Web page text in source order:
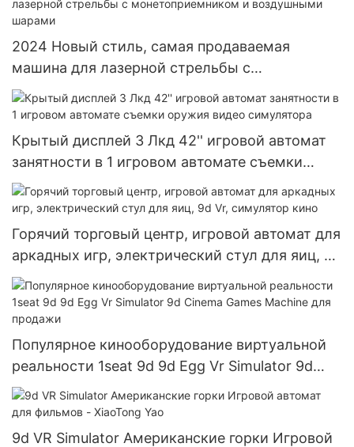
2024 Новый стиль, самая продаваемая
машина для лазерной стрельбы с
монетоприемником и воздушными шарами
Крытый дисплей 3 Лкд 42'' игровой автомат
занятности в 1 игровом автомате съемки
оружия видео симулятора
Горячий торговый центр, игровой автомат для
аркадных игр, электрический стул для яиц, 9d
Vr, симулятор кино
Популярное кинооборудование виртуальной
реальности 1seat 9d 9d Egg Vr Simulator 9d
Cinema Games Machine для продажи
9d VR Simulator Американские горки Игровой